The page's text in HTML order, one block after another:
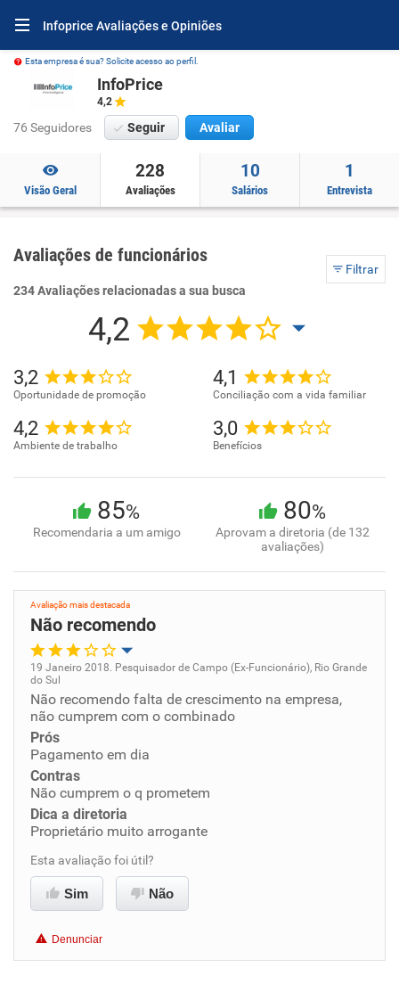
Infoprice Avaliações e Opiniões
Esta empresa é sua? Solicite acesso ao perfil.
InfoPrice
4,2
76 Seguidores Seguir Avaliar
Visão Geral
228
Avaliações
10
Salários
1
Entrevista
Avaliações de funcionários
Filtrar
234 Avaliações relacionadas a sua busca
4,2
3,2
Oportunidade de promoção
4,1
Conciliação com a vida familiar
4,2
Ambiente de trabalho
3,0
Benefícios
85%
Recomendaria a um amigo
80%
Aprovam a diretoria (de 132
avaliações)
Avaliação mais destacada
Não recomendo
Oportunidade de promoção
Ambiente de trabalho
Conciliação com a vida familiar
Benefícios
Não recomenda esta empresa
Não recomenda a diretoria
19 Janeiro 2018. Pesquisador de Campo (Ex-Funcionário), Rio Grande
do Sul
Não recomendo falta de crescimento na empresa,
não cumprem com o combinado
Prós
Pagamento em dia
Contras
Não cumprem o q prometem
Dica a diretoria
Proprietário muito arrogante
Esta avaliação foi útil?
Sim Não
Denunciar